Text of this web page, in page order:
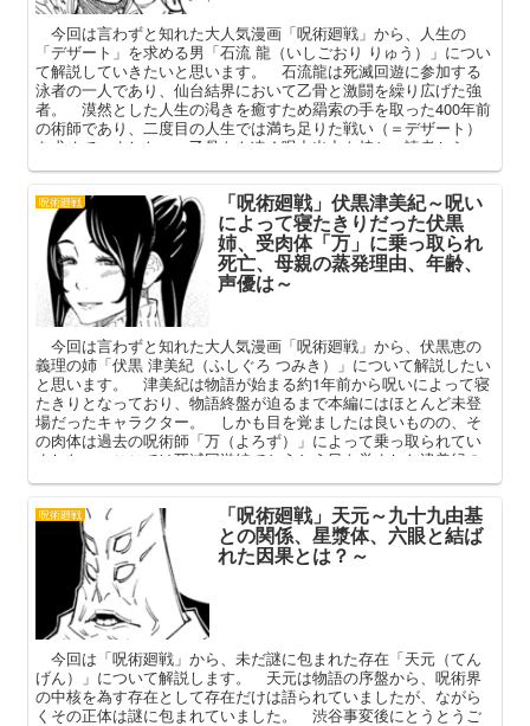
今回は言わずと知れた大人気漫画「呪術廻戦」から、人生の
「デザート」を求める男「石流 龍（いしごおり りゅう）」につい
て解説していきたいと思います。 石流龍は死滅回遊に参加する
泳者の一人であり、仙台結界において乙骨と激闘を繰り広げた強
者。 漠然とした人生の渇きを癒すため羂索の手を取った400年前
の術師であり、二度目の人生では満ち足りた戦い（＝デザート）
を求めていました。 乙骨をも凌ぐ呪力出力を持ち、読者から
してまいります。
呪術廻戦 「呪術廻戦」伏黒津美紀～呪い
によって寝たきりだった伏黒
姉、受肉体「万」に乗っ取られ
死亡、母親の蒸発理由、年齢、
声優は～
今回は言わずと知れた大人気漫画「呪術廻戦」から、伏黒恵の
義理の姉「伏黒 津美紀（ふしぐろ つみき）」について解説したい
と思います。 津美紀は物語が始まる約1年前から呪いによって寝
たきりとなっており、物語終盤が迫るまで本編にはほとんど未登
場だったキャラクター。 しかも目を覚ましたは良いものの、そ
の肉体は過去の呪術師「万（よろず）」によって乗っ取られてい
ました。 ここでは死滅回游編でとうとう目を覚ました津美紀の
呪術廻戦 「呪術廻戦」天元～九十九由基
との関係、星漿体、六眼と結ば
れた因果とは？～
今回は「呪術廻戦」から、未だ謎に包まれた存在「天元（てん
げん）」について解説します。 天元は物語の序盤から、呪術界
の中核を為す存在として存在だけは語られていましたが、ながら
くその正体は謎に包まれていました。 渋谷事変後にとうとうご